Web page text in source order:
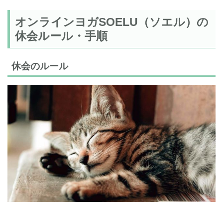
オンラインヨガSOELU（ソエル）の
休会ルール・手順
休会のルール